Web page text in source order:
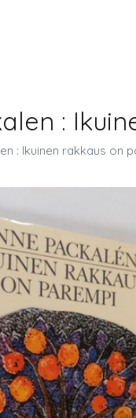
:
: Ikuinen rakkaus on